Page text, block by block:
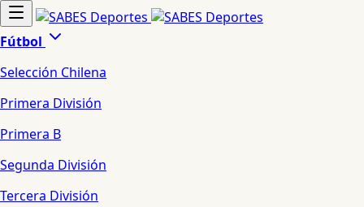
Fútbol
Selección Chilena
Primera División
Primera B
Segunda División
Tercera División